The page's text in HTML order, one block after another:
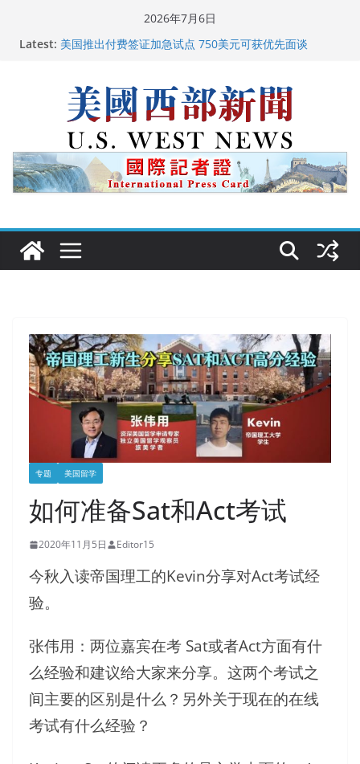
2026年7月6日
Latest: 美国推出付费签证加急试点 750美元可获优先面谈
美国最高法院维持“出生公民权” : 出生在美国就是美国
人！
中国驻美国大使谢锋邀请美国老教师罗纳德·萨科尔斯基
再次访华
广州市沉香协会会长周天明：让沉香有序走向世界
专题 美国留学
如何准备Sat和Act考试
2020年11月5日 Editor15
今秋入读帝国理工的Kevin分享对Act考试经
验。
张伟用：两位嘉宾在考 Sat或者Act方面有什
么经验和建议给大家来分享。这两个考试之
间主要的区别是什么？另外关于现在的在线
考试有什么经验？